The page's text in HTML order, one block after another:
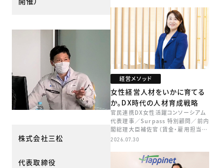
株式会社三松
代表取締役
経営メソッド
女性経営人材をいかに育てる
か。DX時代の人材育成戦略
官民連携DX女性活躍コンソーシアム
代表理事／Surpass 特別顧問／前内
閣総理大臣補佐官（賃金・雇用担当）
矢田 稚子
2026.07.30